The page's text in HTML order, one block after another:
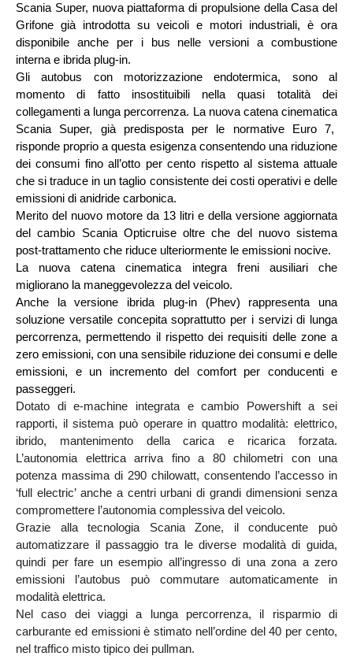
Scania Super, nuova piattaforma di propulsione della Casa del
Grifone già introdotta su veicoli e motori industriali, è ora
disponibile anche per i bus nelle versioni a combustione
interna e ibrida plug-in.
Gli autobus con motorizzazione endotermica, sono al
momento di fatto insostituibili nella quasi totalità dei
collegamenti a lunga percorrenza. La nuova catena cinematica
Scania Super, già predisposta per le normative Euro 7,
risponde proprio a questa esigenza consentendo una riduzione
dei consumi fino all’otto per cento rispetto al sistema attuale
che si traduce in un taglio consistente dei costi operativi e delle
emissioni di anidride carbonica.
Merito del nuovo motore da 13 litri e della versione aggiornata
del cambio Scania Opticruise oltre che del nuovo sistema
post-trattamento che riduce ulteriormente le emissioni nocive.
La nuova catena cinematica integra freni ausiliari che
migliorano la maneggevolezza del veicolo.
Anche la versione ibrida plug-in (Phev) rappresenta una
soluzione versatile concepita soprattutto per i servizi di lunga
percorrenza, permettendo il rispetto dei requisiti delle zone a
zero emissioni, con una sensibile riduzione dei consumi e delle
emissioni, e un incremento del comfort per conducenti e
passeggeri.
Dotato di e-machine integrata e cambio Powershift a sei
rapporti, il sistema può operare in quattro modalità: elettrico,
ibrido, mantenimento della carica e ricarica forzata.
L’autonomia elettrica arriva fino a 80 chilometri con una
potenza massima di 290 chilowatt, consentendo l’accesso in
‘full electric’ anche a centri urbani di grandi dimensioni senza
compromettere l’autonomia complessiva del veicolo.
Grazie alla tecnologia Scania Zone, il conducente può
automatizzare il passaggio tra le diverse modalità di guida,
quindi per fare un esempio all’ingresso di una zona a zero
emissioni l’autobus può commutare automaticamente in
modalità elettrica.
Nel caso dei viaggi a lunga percorrenza, il risparmio di
carburante ed emissioni è stimato nell’ordine del 40 per cento,
nel traffico misto tipico dei pullman.